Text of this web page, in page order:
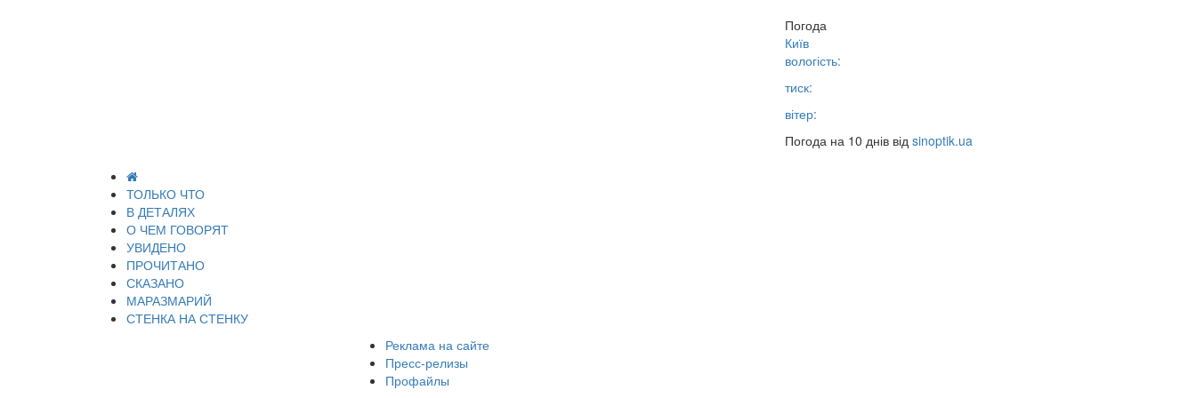
Погода
Київ
вологість:
тиск:
вітер:
Погода на 10 днів від sinoptik.ua
ТОЛЬКО ЧТО
В ДЕТАЛЯХ
О ЧЕМ ГОВОРЯТ
УВИДЕНО
ПРОЧИТАНО
СКАЗАНО
МАРАЗМАРИЙ
СТЕНКА НА СТЕНКУ
Реклама на сайте
Пресс-релизы
Профайлы